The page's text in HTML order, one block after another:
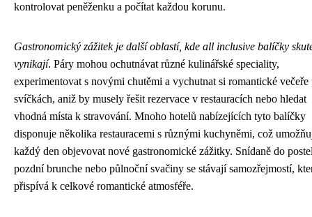
kontrolovat peněženku a počítat každou korunu.
Gastronomický zážitek je další oblastí, kde all inclusive balíčky
vynikají. Páry mohou ochutnávat různé kulinářské speciality,
experimentovat s novými chutěmi a vychutnat si romantické večeře
svíčkách, aniž by musely řešit rezervace v restauracích nebo hledat
vhodná místa k stravování. Mnoho hotelů nabízejících tyto balíčky
disponuje několika restauracemi s různými kuchyněmi, což
každý den objevovat nové gastronomické zážitky. Snídaně do
pozdní brunche nebo půlnoční svačiny se stávají samozřejmostí,
přispívá k celkové romantické atmosféře.